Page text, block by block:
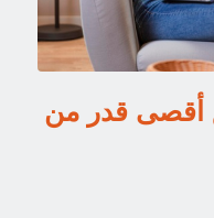
أقصى قدر من